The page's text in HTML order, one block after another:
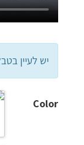
יש לעיין
Color